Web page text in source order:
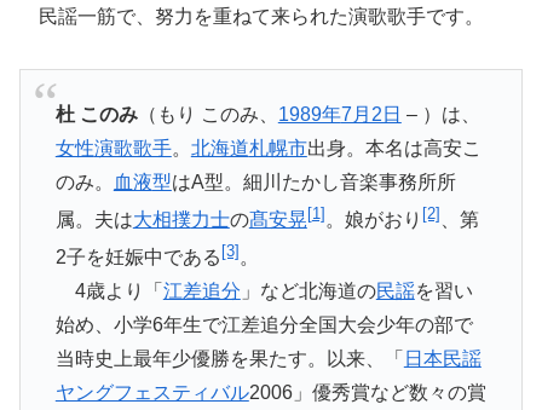
民謡一筋で、努力を重ねて来られた演歌歌手です。
杜 このみ（もり このみ、 1989年7月2日 – ）は、
女性演歌歌手。 北海道札幌市出身。本名は高安こ
のみ。
血液型はA型。細川たかし音楽事務所所
属。夫は大相撲力士の髙安晃[1] 。娘がおり [2]
、第
2子を妊娠中である [3] 。
4歳より「 江差追分 」など北海道の民謡を習い
始め、小学6年生で江差追分全国大会少年の部で
当時史上最年少優勝を果たす。以来、
「 日本民謡
ヤングフェスティバル2006」優秀賞など数々の賞